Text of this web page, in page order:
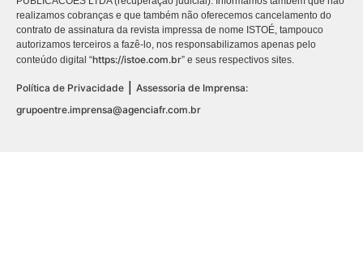
realizamos cobranças e que também não oferecemos cancelamento do
contrato de assinatura da revista impressa de nome ISTOÉ, tampouco
autorizamos terceiros a fazê-lo, nos responsabilizamos apenas pelo
conteúdo digital “https://istoe.com.br” e seus respectivos sites.
Política de Privacidade
Assessoria de Imprensa:
grupoentre.imprensa@agenciafr.com.br